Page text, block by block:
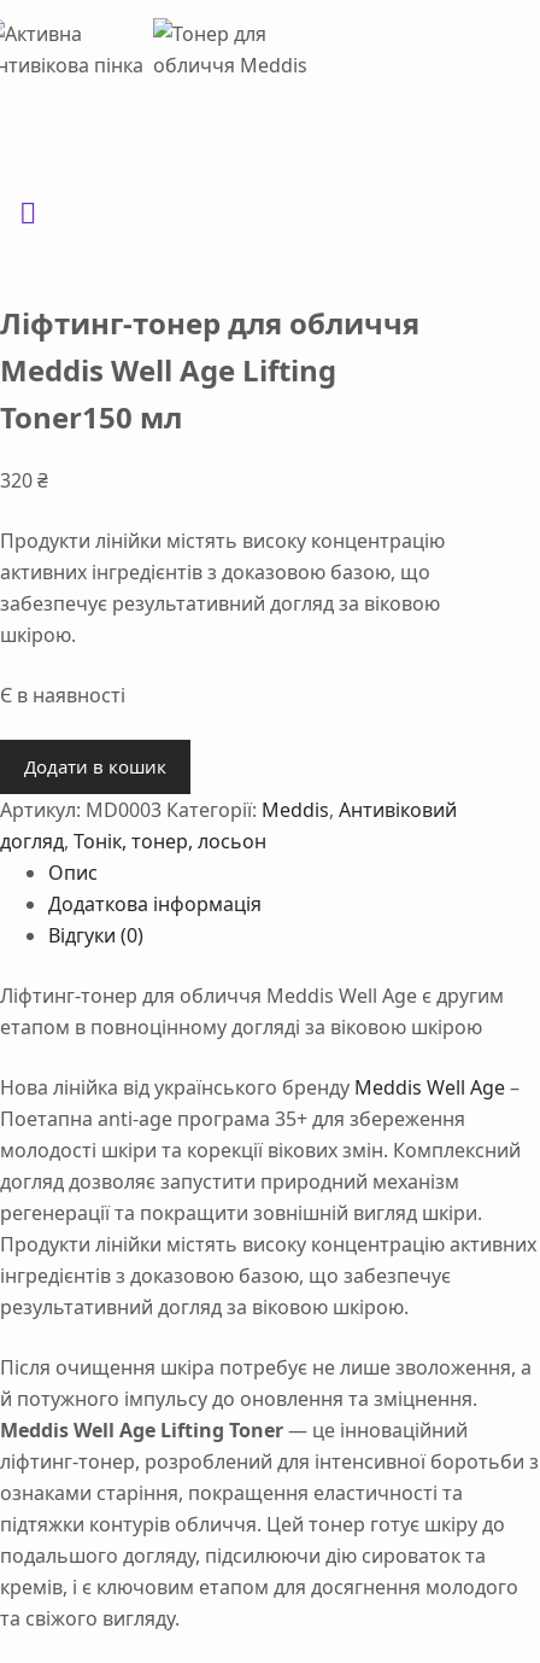
Ліфтинг-тонер для обличчя
Meddis Well Age Lifting
Toner150 мл
320₴
Продукти лінійки містять високу концентрацію
активних інгредієнтів з доказовою базою, що
забезпечує результативний догляд за віковою
шкірою.
Є в наявності
тонер
для
обличчя
Meddis
Well
Toner150
кількість
Додати в кошик
Артикул: MD0003 Категорії: Meddis, Антивіковий
догляд, Тонік, тонер, лосьон
Опис
Додаткова інформація
Відгуки (0)
Ліфтинг-тонер для обличчя Meddis Well Age є другим
етапом в повноцінному догляді за віковою шкірою
Нова лінійка від українського бренду Meddis Well Age–
Поетапна anti-age програма 35+ для збереження
молодості шкіри та корекції вікових змін. Комплексний
догляд дозволяє запустити природний механізм
регенерації та покращити зовнішній вигляд шкіри.
Продукти лінійки містять високу концентрацію активних
інгредієнтів з доказовою базою, що забезпечує
результативний догляд за віковою шкірою.
Після очищення шкіра потребує не лише зволоження, а
й потужного імпульсу до оновлення та зміцнення.
Meddis Well Age Lifting Toner— це інноваційний
ліфтинг-тонер, розроблений для інтенсивної боротьби з
ознаками старіння, покращення еластичності та
підтяжки контурів обличчя. Цей тонер готує шкіру до
подальшого догляду, підсилюючи дію сироваток та
кремів, і є ключовим етапом для досягнення молодого
та свіжого вигляду.